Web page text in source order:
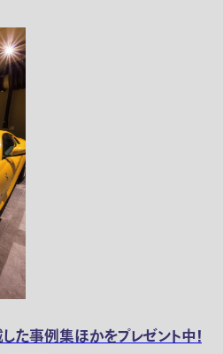
た事例集ほかをプレゼント中！